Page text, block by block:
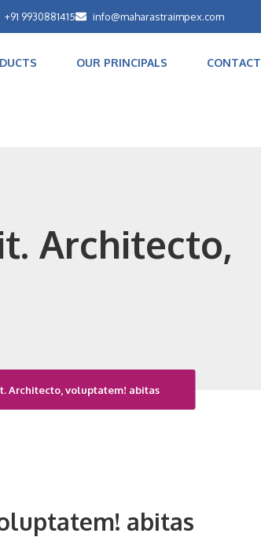
+91 9930881415 info@maharastraimpex.com
OUR PRINCIPALS CONTACT
Architecto,
Architecto, voluptatem! abitas
abitas